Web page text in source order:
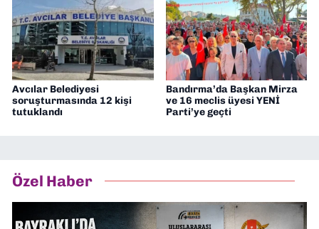
Avcılar Belediyesi
soruşturmasında 12 kişi
tutuklandı
Bandırma’da Başkan Mirza
ve 16 meclis üyesi YENİ
Parti’ye geçti
Özel Haber